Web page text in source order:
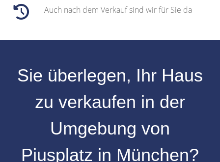
Auch nach dem Verkauf sind wir für Sie da
Sie überlegen, Ihr Haus
zu verkaufen in der
Umgebung von
Piusplatz in München?